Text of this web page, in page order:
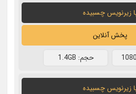
زیرنویس چسبیده
پخش آنلاین
حجم: 1.4GB
زیرنویس چسبیده